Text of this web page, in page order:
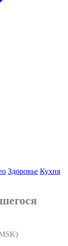
Здоровье Кухня